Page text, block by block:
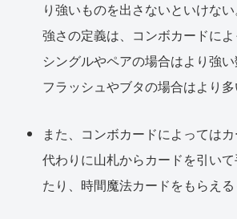
り強いものを出さないといけない
強さの定義は、コンボカードによ
シングルやペアの場合はより強い
フラッシュやブタの場合はより多
また、コンボカードによっては
代わりに山札からカードを引い
たり、時間魔法カードをもらえる